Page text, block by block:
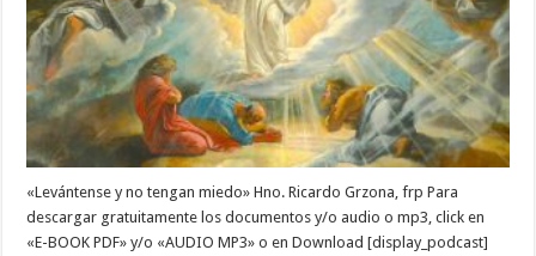
«Levántense y no tengan miedo» Hno. Ricardo Grzona, frp Para
descargar gratuitamente los documentos y/o audio o mp3, click en
«E-BOOK PDF» y/o «AUDIO MP3» o en Download [display_podcast]